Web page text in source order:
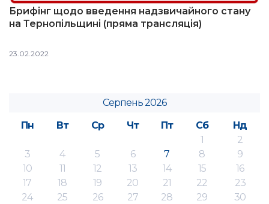
Брифінг щодо введення надзвичайного стану
на Тернопільщині (пряма трансляція)
23.02.2022
Серпень 2026
Пн
Вт Ср Чт Пт Сб
Нд
1
2
3
4 5 6 7 8
9
10
11 12 13 14 15
16
17
18 19 20 21 22
23
24
25 26 27 28 29
30